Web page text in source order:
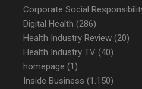
Corporate Social
Digital Health (286)
Health Industry Review (20)
Health Industry TV (40)
homepage (1)
Inside Business (1.150)
tracking-sites-
ironfish-tracking-
enable
CookieScriptConsent